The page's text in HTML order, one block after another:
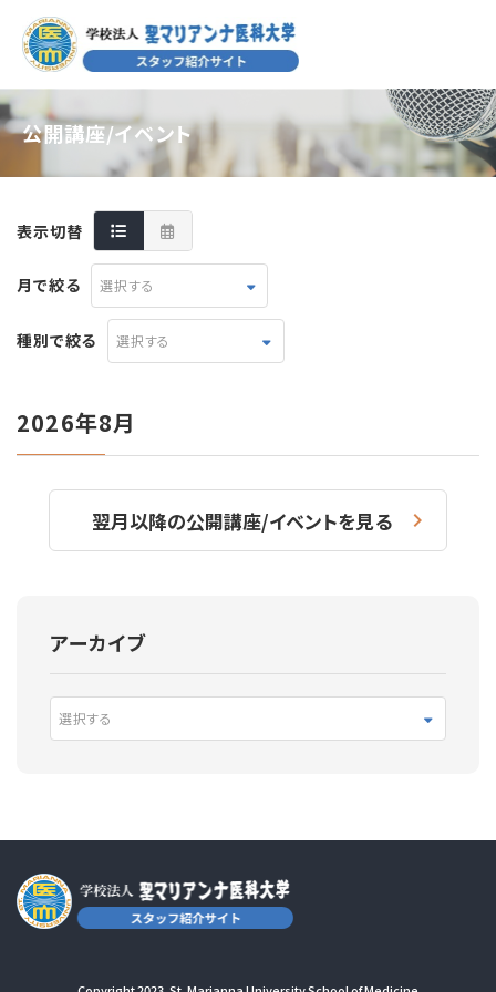
公開講座/イベント
表示切替
月で絞る 選択する
種別で絞る 選択する
2026年8月
翌月以降の公開講座/イベントを見る
アーカイブ
選択する